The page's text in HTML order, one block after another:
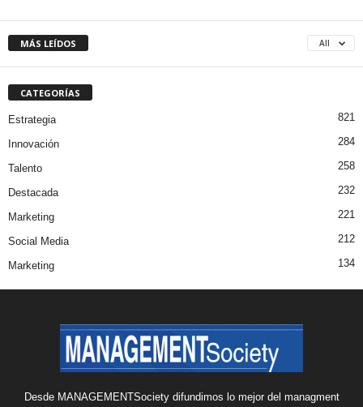
MÁS LEÍDOS All
CATEGORÍAS
Estrategia 821
Innovación 284
Talento 258
Destacada 232
Marketing 221
Social Media 212
Marketing 134
Desde MANAGEMENTSociety difundimos lo mejor del managment